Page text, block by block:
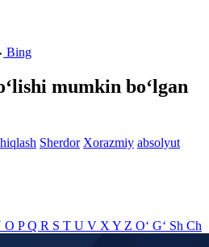
Bing
mumkin bo‘lgan
Sherdor Xorazmiy absolyut
O PQ R S T U V X Y Z O‘ G‘ Sh Ch